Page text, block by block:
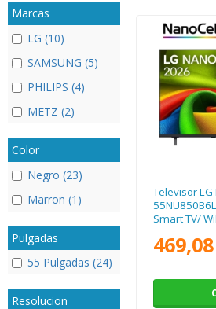
Marcas
LG (10)
SAMSUNG (5)
PHILIPS (4)
METZ (2)
Color
Negro (23)
Marron (1)
Pulgadas
55 Pulgadas (24)
Resolucion
Televisor LG
Smart TV/